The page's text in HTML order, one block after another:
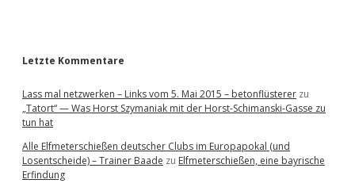
Letzte Kommentare
Lass mal netzwerken – Links vom 5. Mai 2015 – betonflüsterer zu
„Tatort“ — Was Horst Szymaniak mit der Horst-Schimanski-Gasse zu
tun hat
Alle Elfmeterschießen deutscher Clubs im Europapokal (und
Losentscheide) – Trainer Baade zu Elfmeterschießen, eine bayrische
Erfindung